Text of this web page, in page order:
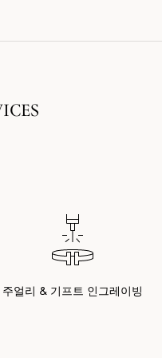
주얼리 & 기프트 인그레이빙